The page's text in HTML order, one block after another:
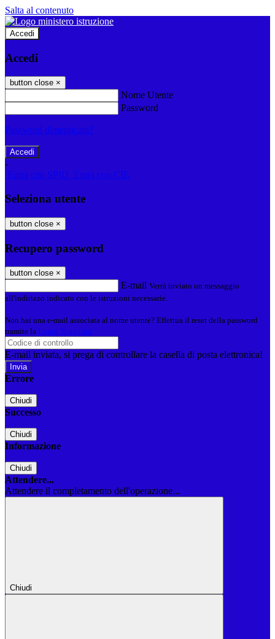
Salta al contenuto
Accedi
Accedi
button close ×
Nome Utente
Password
Password dimenticata?
-
Entra con SPID
Entra con CIE
Seleziona utente
button close ×
Recupero password
button close ×
E-mail Verrà inviato un messaggio
all'indirizzo indicato con le istruzioni necessarie.
Non hai una e-mail associata al nome utente? Effettua il reset della password
tramite la Login Spaggiari
E-mail inviata, si prega di controllare la casella di posta elettronica!
Errore
Chiudi
Successo
Chiudi
Informazione
Chiudi
Attendere...
Attendere il completamento dell'operazione...
Chiudi